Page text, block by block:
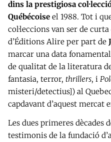
dins la prestigiosa
Québécoise el 1988. Tot i
col·leccions van ser de
d’Éditions Alire per part de
marcar una data
de qualitat de la literatura
fantasia, terror, thrillers, i
misteri/detectius]) al
capdavant d’aquest mercat
Les dues primeres dècades
testimonis de la fundació